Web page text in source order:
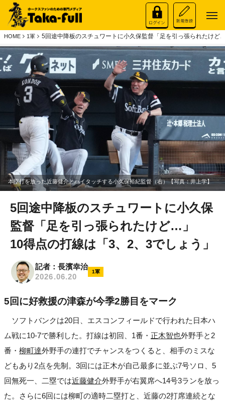
HOME 1軍 5回途中降板のスチュワートに小久保監督「足を引っ張られたけ
本塁打を放った近藤健介とハイタッチする小久保裕紀監督（右）【写真：井上学】
5回途中降板のスチュワートに小久保
監督「足を引っ張られたけど…」
10得点の打線は「3、2、3でしょう」
記者：長濱幸治
2026.06.20
1軍
5回に好救援の津森が今季2勝目をマーク
ソフトバンクは20日、エスコンフィールドで行われた日本ハ
ム戦に10-7で勝利した。打線は初回、1番・ 正木智也外野手と2
番・ 柳町達外野手の連打でチャンスをつくると、相手のミスな
どもあり2点を先制。3回には正木が自己最多に並ぶ7号ソロ、5
回無死一、二塁では近藤健介外野手が右翼席へ14号3ランを放っ
た。さらに6回には柳町の適時二塁打と、近藤の2打席連続とな